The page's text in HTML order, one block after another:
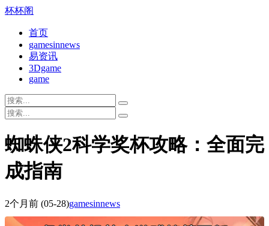
杯杯阁
首页
gamesinnews
易资讯
3Dgame
game
蜘蛛侠2科学奖杯攻略：全面完
成指南
2个月前 (05-28)gamesinnews